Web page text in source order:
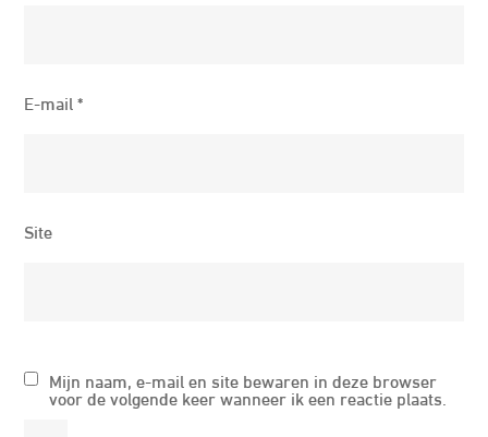
E-mail*
Site
Mijn naam, e-mail en site bewaren in deze browser
voor de volgende keer wanneer ik een reactie plaats.